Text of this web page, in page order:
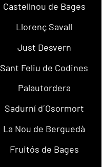
Castellnou de Bages
Llorenç Savall
Just Desvern
Sant Feliu de Codines
Palautordera
Sadurní d´Osormort
La Nou de Berguedà
Fruitós de Bages